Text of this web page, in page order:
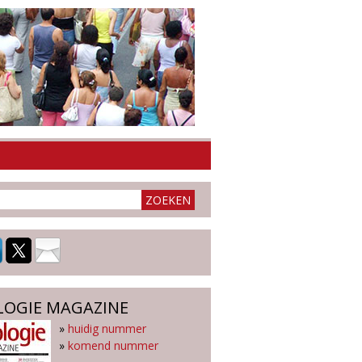
MAGAZINE
» huidig nummer
» komend nummer